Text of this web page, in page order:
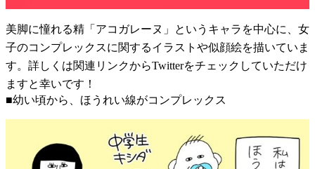
美脚に憧れる精「アコガレーヌ」というキャラを中心に、女
子のコンプレックスに関するイラストや似顔絵を描いていま
す。詳しくは関連リンクからTwitterをチェックしていただけ
ますと幸いです！
■幼い頃から、ほうれい線がコンプレックス